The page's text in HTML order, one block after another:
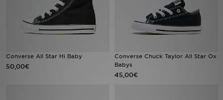
Converse All Star Hi Baby
50,00€
Converse Chuck Taylor All Star Ox
Babys
45,00€
Marken
Sport